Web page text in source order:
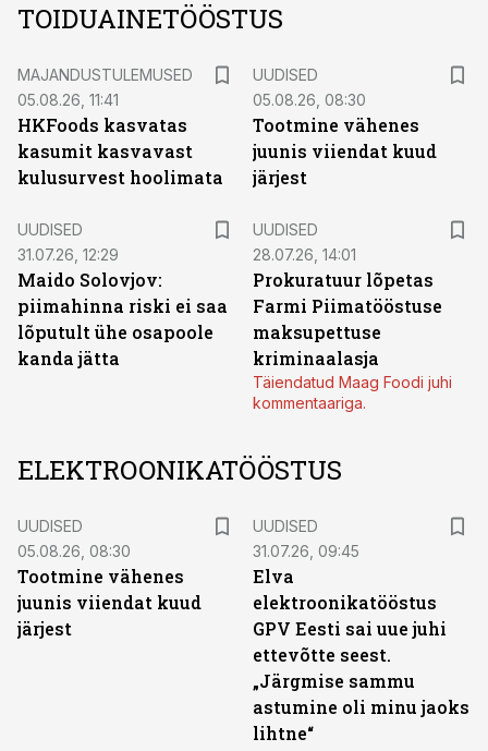
TOIDUAINETÖÖSTUS
MAJANDUSTULEMUSED
05.08.26, 11:41
HKFoods kasvatas
kasumit kasvavast
kulusurvest hoolimata
UUDISED
05.08.26, 08:30
Tootmine vähenes
juunis viiendat kuud
järjest
UUDISED
31.07.26, 12:29
Maido Solovjov:
piimahinna riski ei saa
lõputult ühe osapoole
kanda jätta
UUDISED
28.07.26, 14:01
Prokuratuur lõpetas
Farmi Piimatööstuse
maksupettuse
kriminaalasja
Täiendatud Maag Foodi juhi
kommentaariga.
ELEKTROONIKATÖÖSTUS
UUDISED
05.08.26, 08:30
Tootmine vähenes
juunis viiendat kuud
järjest
UUDISED
31.07.26, 09:45
Elva
elektroonikatööstus
GPV Eesti sai uue juhi
ettevõtte seest.
„Järgmise sammu
astumine oli minu jaoks
lihtne“